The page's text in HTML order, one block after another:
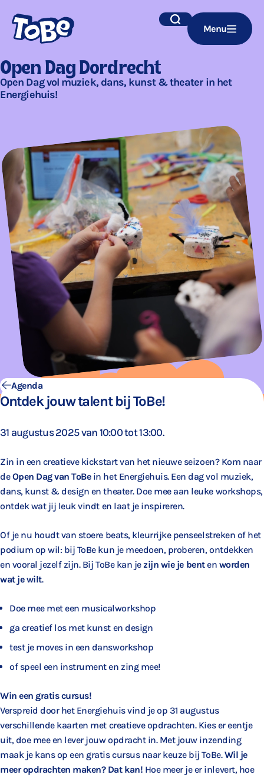
Navigatie
overslaan
Zoek Menu
Open Dag Dordrecht
Open Dag vol muziek, dans, kunst & theater in het
Energiehuis!
Agenda
Ontdek jouw talent bij ToBe!
31 augustus 2025 van 10:00 tot 13:00.
Zin in een creatieve kickstart van het nieuwe seizoen? Kom naar
deOpen Dag van ToBein het Energiehuis. Een dag vol muziek,
dans, kunst & design en theater. Doe mee aan leuke workshops,
ontdek wat jij leuk vindt en laat je inspireren.
Of je nu houdt van stoere beats, kleurrijke penseelstreken of het
podium op wil: bij ToBe kun je meedoen, proberen, ontdekken
en vooral jezelf zijn. Bij ToBe kan je zijn wie je benten worden
wat je wilt.
Doe mee met een musicalworkshop
ga creatief los met kunst en design
test je moves in een dansworkshop
of speel een instrument en zing mee!
Win een gratis cursus!
Verspreid door het Energiehuis vind je op 31 augustus
verschillende kaarten met creatieve opdrachten. Kies er eentje
uit, doe mee en lever jouw opdracht in. Met jouw inzending
maak je kans op een gratis cursus naar keuze bij ToBe.Wil je
meer opdrachten maken? Dat kan! Hoe meer je er inlevert, hoe